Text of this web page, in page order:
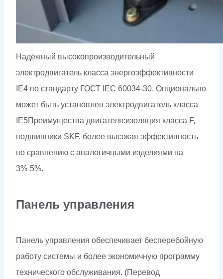
Надёжный высокопроизводительный
электродвигатель класса энергоэффективности
IE4 по стандарту ГОСТ IEC 60034-30. Опционально
может быть установлен электродвигатель класса
IE5Преимущества двигателя:изоляция класса F,
подшипники SKF, более высокая эффективность
по сравнению с аналогичными изделиями на
3%-5%.
Панель управления
Панель управления обеспечивает бесперебойную
работу системы и более экономичную программу
технического обслуживания. (Перевод